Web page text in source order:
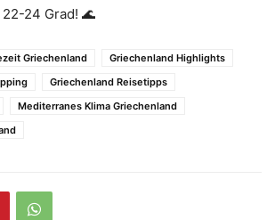
24 Grad! 🌊
Griechenland
Griechenland Highlights
Griechenland Reisetipps
Mediterranes Klima Griechenland